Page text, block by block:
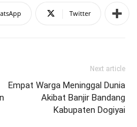
Twitter
Next article
Empat Warga Meninggal Dunia
Akibat Banjir Bandang
Kabupaten Dogiyai